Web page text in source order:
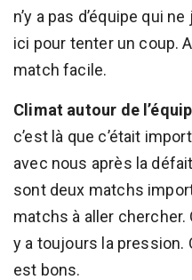
n’y a pas d’équipe qui
ici pour tenter un coup.
match facile.
Climat autour de
c’est là que c’était
avec nous après la
sont deux matchs
matchs à aller chercher.
y a toujours la pression.
est bons.